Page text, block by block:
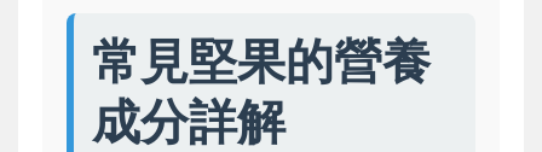
常見堅果的營養
成分詳解